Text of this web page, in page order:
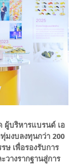
ผู้บริหารแบรนด์ เอ
มงบลงทุนกว่า 200
เพื่อรองรับการ
างรากฐานสู่การ